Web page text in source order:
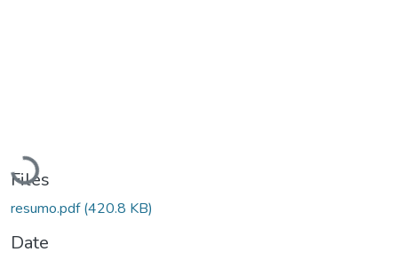
Loading...
Files
resumo.pdf(420.8 KB)
Date